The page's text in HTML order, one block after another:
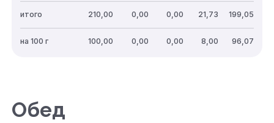
итого 210,00 0,00 0,00 21,73 199,05
на 100 г 100,00 0,00 0,00 8,00 96,07
Обед